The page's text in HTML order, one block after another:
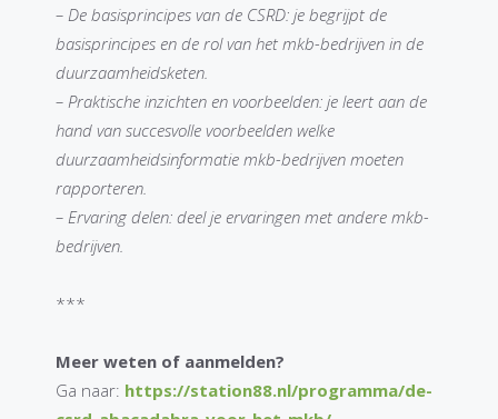
– De basisprincipes van de CSRD: je begrijpt de
basisprincipes en de rol van het mkb-bedrijven in de
duurzaamheidsketen.
– Praktische inzichten en voorbeelden: je leert aan de
hand van succesvolle voorbeelden welke
duurzaamheidsinformatie mkb-bedrijven moeten
rapporteren.
– Ervaring delen: deel je ervaringen met andere mkb-
bedrijven.
***
Meer weten of aanmelden?
Ga naar: https://station88.nl/programma/de-